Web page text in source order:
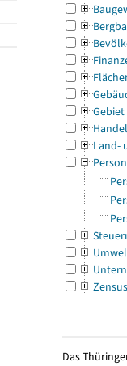
Gebiet
Land-
Zensus
Das